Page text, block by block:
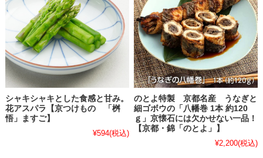
シャキシャキとした食感と甘み。
花アスパラ【京つけもの 「桝
悟」ますご】
¥594(税込)
のとよ特製 京都名産 うなぎと
細ゴボウの「八幡巻 1本 約120
ｇ」京懐石には欠かせない一品！
【京都・錦「のとよ」】
¥2,200(税込)